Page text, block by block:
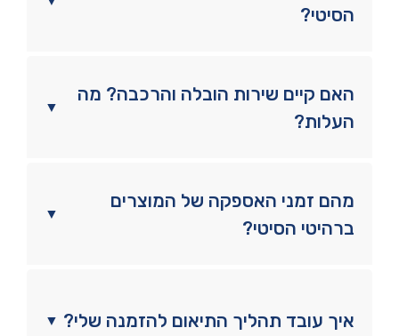
הסיטי?
▼
האם קיים שירות הובלה והרכבה? מה
העלות?
▼
מהם זמני האספקה של המוצרים
ברהיטי הסיטי?
▼ איך עובד תהליך התיאום להזמנה שלי?